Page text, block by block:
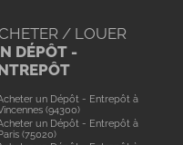
/ LOUER
DÉPÔT -
un Dépôt - Entrepôt à
(94300)
un Dépôt - Entrepôt à
(75020)